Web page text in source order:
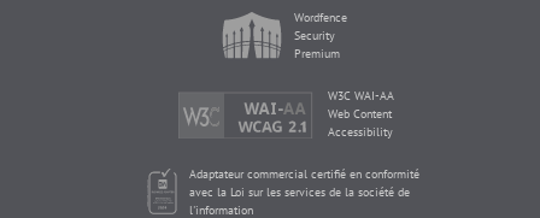
Wordfence
Security
Premium
W3C WAI-AA
Web Content
Accessibility
Adaptateur commercial certifié en conformité
avec la Loi sur les services de la société de
l'information